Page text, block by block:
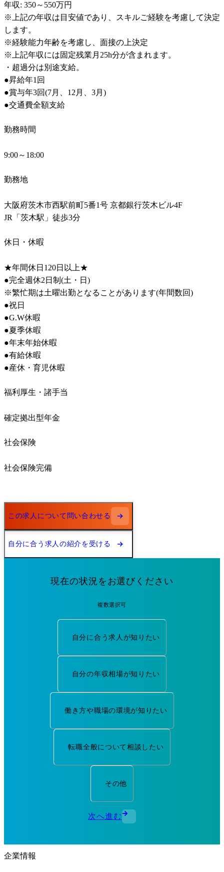
年収: 350～550万円
※上記の年収は目安値であり、スキルご経験を考慮して決定
します。
※経験能力年齢を考慮し、面接の上決定
※上記年収には固定残業月25h分が含まれます。
・超過分は別途支給。
●昇給年1回
●賞与年3回(7月、12月、3月)
●交通費全額支給
勤務時間
9:00～18:00
勤務地
大阪府茨木市西駅前町5番1号 京都銀行茨木ビル4F
JR「茨木駅」徒歩3分
休日・休暇
★年間休日120日以上★
●完全週休2日制(土・日)
※繁忙期は土曜出勤となることがあります(年間数回)
●祝日
●G.W休暇
●夏季休暇
●年末年始休暇
●有給休暇
●産休・育児休暇
福利厚生・諸手当
確定拠出型年金
社会保険
社会保険完備
この求人について問い合わせる
自分に合う求人の紹介を受ける
現在の状況をお選びください
複数選択可
自分に合う求人が知りたい
自分の年収相場が知りたい
働き方や職場の環境が知りたい
転職全般について相談したい
その他
次へ進む
企業情報